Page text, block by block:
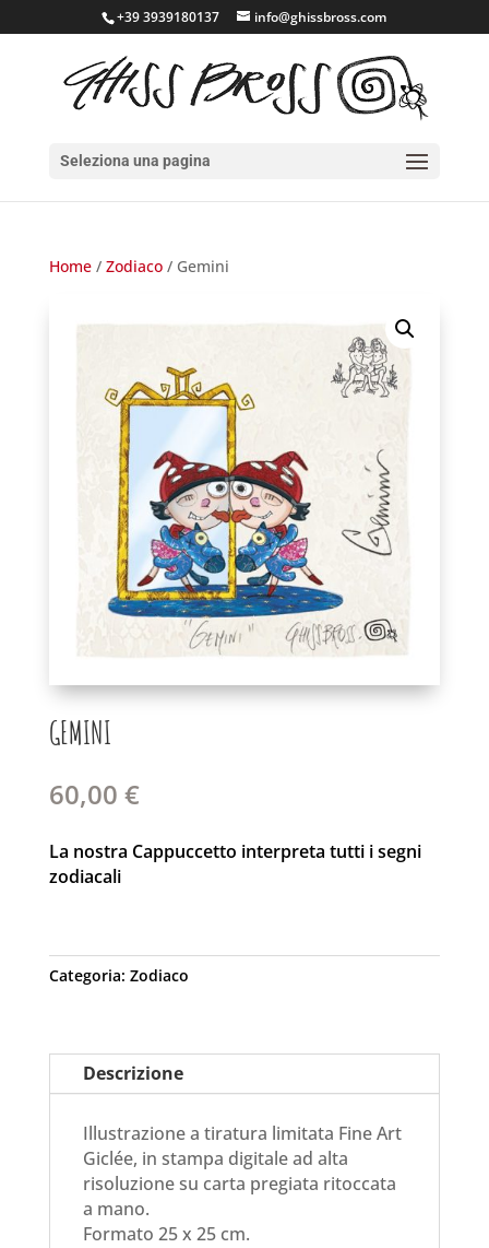
+39 3939180137 info@ghissbross.com
Seleziona una pagina
Home/ Zodiaco/ Gemini
GEMINI
60,00 €
La nostra Cappuccetto interpreta tutti i segni
zodiacali
Categoria: Zodiaco
Descrizione
Illustrazione a tiratura limitata Fine Art
Giclée, in stampa digitale ad alta
risoluzione su carta pregiata ritoccata
a mano.
Formato 25 x 25 cm.